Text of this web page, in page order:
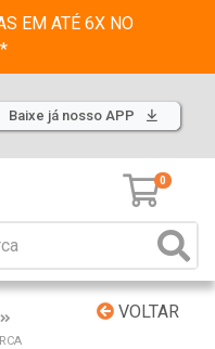
EM ATÉ 6X NO
Baixe já nosso APP
0
VOLTAR